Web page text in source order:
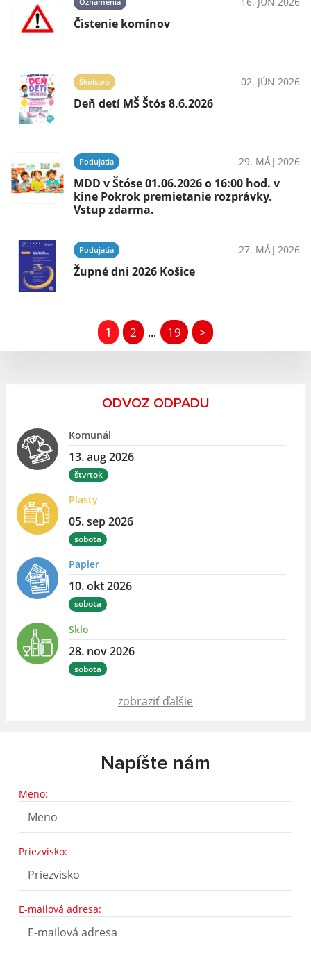
Čistenie komínov
Školstvo 02. JÚN 2026
Deň detí MŠ Štós 8.6.2026
Podujatia 29. MÁJ 2026
MDD v Štóse 01.06.2026 o 16:00 hod. v
kine Pokrok premietanie rozprávky.
Vstup zdarma.
Podujatia 27. MÁJ 2026
Župné dni 2026 Košice
1 2 ... 19 >
ODVOZ ODPADU
Komunál
13. aug 2026
štvrtok
Plasty
05. sep 2026
sobota
Papier
10. okt 2026
sobota
Sklo
28. nov 2026
sobota
zobraziť ďalšie
Napíšte nám
Meno:
Priezvisko:
E-mailová adresa: